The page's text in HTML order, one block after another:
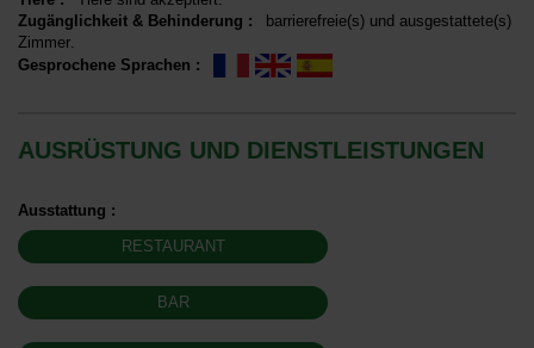
Zugänglichkeit & Behinderung :
barrierefreie(s) und ausgestattete(s)
Zimmer
Gesprochene Sprachen :
AUSRÜSTUNG UND DIENSTLEISTUNGEN
Ausstattung :
RESTAURANT
BAR